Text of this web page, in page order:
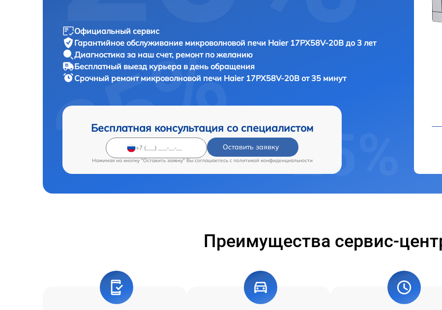
Официальный сервис
Гарантийное обслуживание микроволновой печи Haier 17PX58V-20B до 3 лет
Диагностика за наш счет, ремонт по желанию
Бесплатный выезд курьера в день обращения
Срочный ремонт микроволновой печи Haier 17PX58V-20B от 35 минут
Бесплатная консультация со специалистом
Оставить заявку
Нажимая на кнопку "Оставить заявку" Вы соглашаетесь c политикой конфиденциальности
Преимущества сервис-